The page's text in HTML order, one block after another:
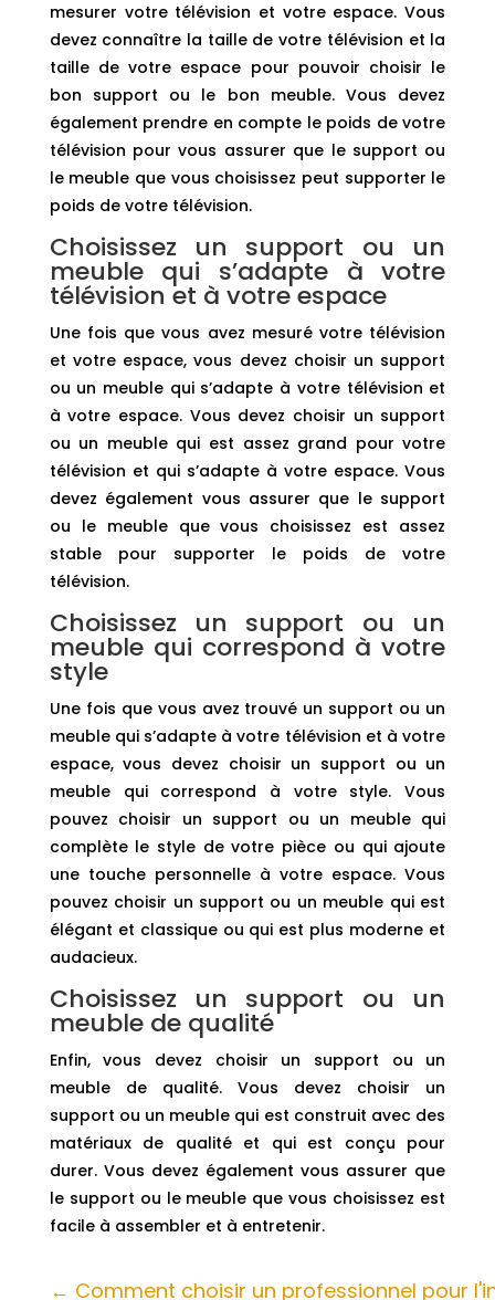
mesurer votre télévision et votre espace. Vous
devez connaître la taille de votre télévision et la
taille de votre espace pour pouvoir choisir le
bon support ou le bon meuble. Vous devez
également prendre en compte le poids de votre
télévision pour vous assurer que le support ou
le meuble que vous choisissez peut supporter le
poids de votre télévision.
Choisissez un support ou un
meuble qui s’adapte à votre
télévision et à votre espace
Une fois que vous avez mesuré votre télévision
et votre espace, vous devez choisir un support
ou un meuble qui s’adapte à votre télévision et
à votre espace. Vous devez choisir un support
ou un meuble qui est assez grand pour votre
télévision et qui s’adapte à votre espace. Vous
devez également vous assurer que le support
ou le meuble que vous choisissez est assez
stable pour supporter le poids de votre
télévision.
Choisissez un support ou un
meuble qui correspond à votre
style
Une fois que vous avez trouvé un support ou un
meuble qui s’adapte à votre télévision et à votre
espace, vous devez choisir un support ou un
meuble qui correspond à votre style. Vous
pouvez choisir un support ou un meuble qui
complète le style de votre pièce ou qui ajoute
une touche personnelle à votre espace. Vous
pouvez choisir un support ou un meuble qui est
élégant et classique ou qui est plus moderne et
audacieux.
Choisissez un support ou un
meuble de qualité
Enfin, vous devez choisir un support ou un
meuble de qualité. Vous devez choisir un
support ou un meuble qui est construit avec des
matériaux de qualité et qui est conçu pour
durer. Vous devez également vous assurer que
le support ou le meuble que vous choisissez est
facile à assembler et à entretenir.
← Comment choisir un professionnel pour